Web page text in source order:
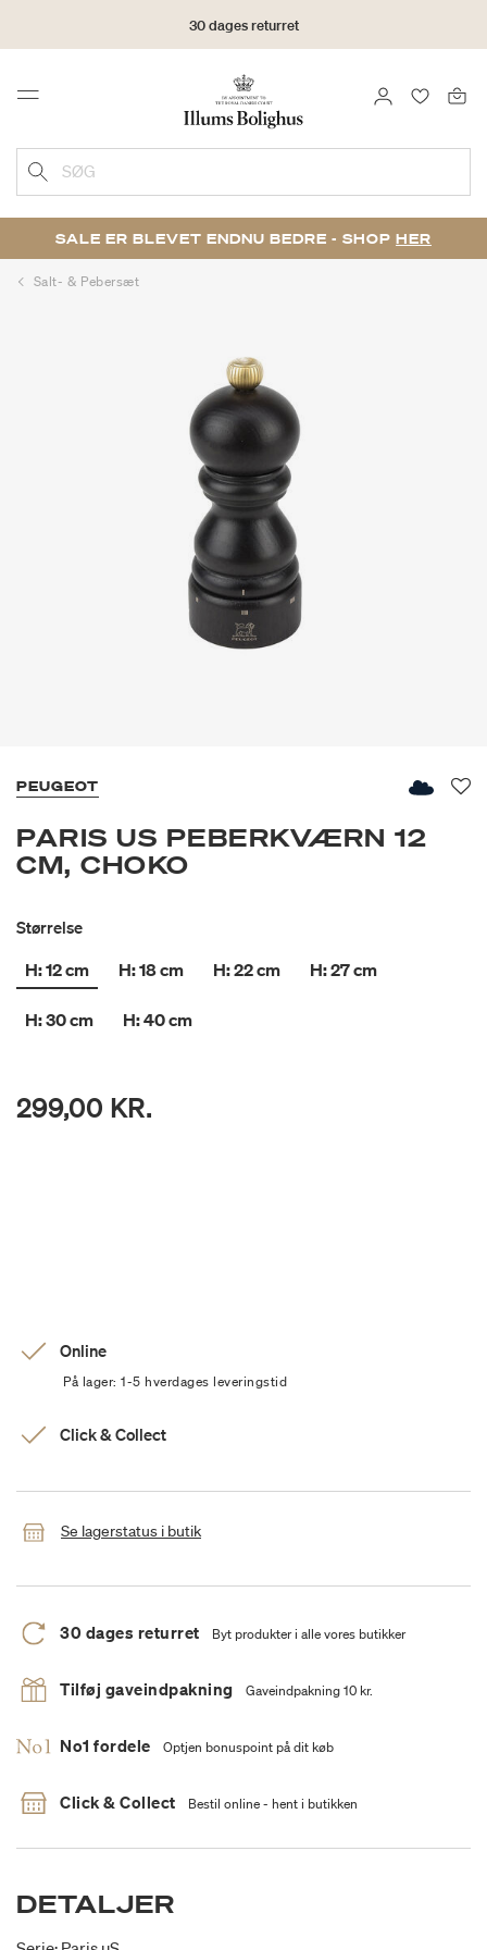
30 dages returret
Menu LOG IND
SØG
SALE ER BLEVET ENDNU BEDRE - SHOP HER
Salt- & Pebersæt
PEUGEOT
PARIS US PEBERKVÆRN 12
CM, CHOKO
Størrelse
H: 12 cm
H: 18 cm H: 22 cm H: 27 cm
H: 30 cm H: 40 cm
299,00 KR.
Online
På lager: 1-5 hverdages leveringstid
Click & Collect
Se lagerstatus i butik
30 dages returret Byt produkter i alle vores butikker
Tilføj gaveindpakning Gaveindpakning 10 kr.
No1 fordele Optjen bonuspoint på dit køb
Click & Collect Bestil online - hent i butikken
DETALJER